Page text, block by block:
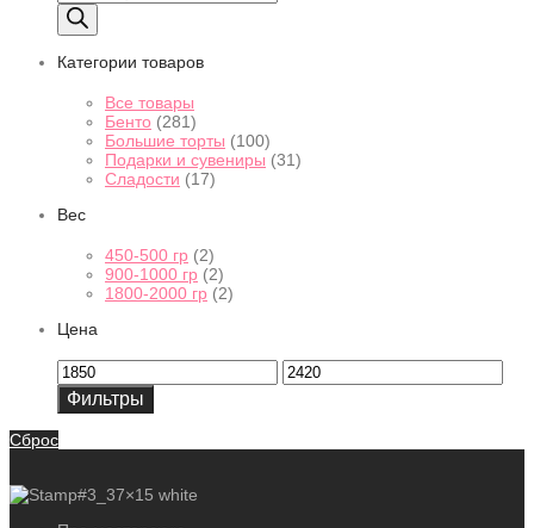
товаров
Категории товаров
Все товары
Бенто (281)
Большие торты (100)
Подарки и сувениры (31)
Сладости (17)
Вес
450-500 гр (2)
900-1000 гр (2)
1800-2000 гр (2)
Цена
Минимальная
цена
Максимальная
цена
Фильтры
Сброс